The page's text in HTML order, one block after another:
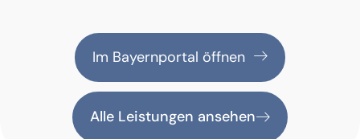
Im Bayernportal öffnen
Alle Leistungen ansehen